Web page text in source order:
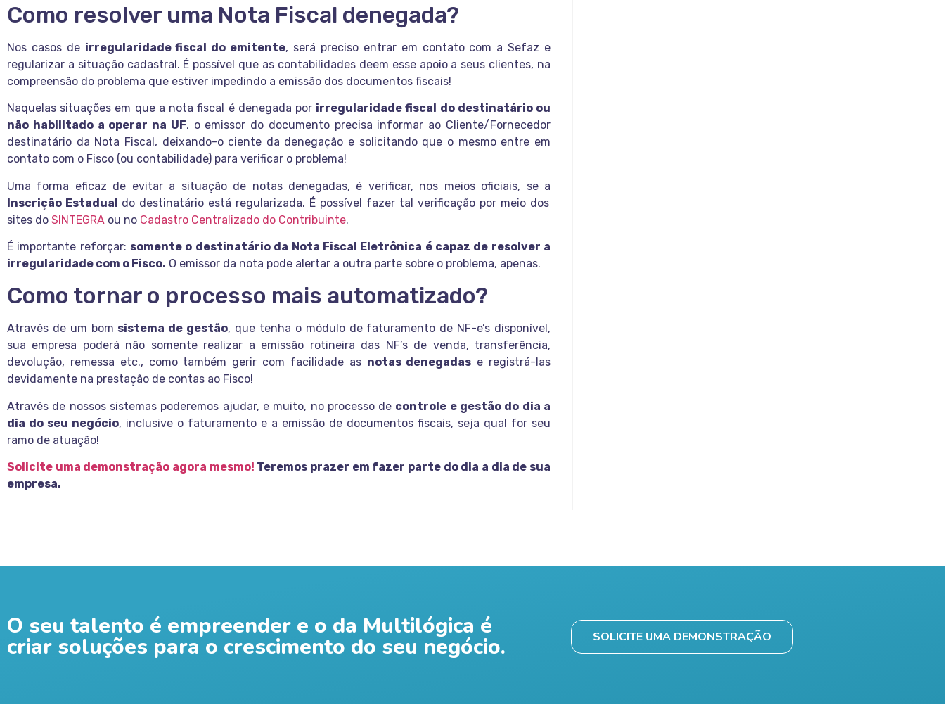
Como resolver uma Nota Fiscal denegada?
Nos casos de irregularidade fiscal do emitente, será preciso entrar em contato com a Sefaz e
regularizar a situação cadastral. É possível que as contabilidades deem esse apoio a seus clientes, na
compreensão do problema que estiver impedindo a emissão dos documentos fiscais!
Naquelas situações em que a nota fiscal é denegada por irregularidade fiscal do destinatário ou
não habilitado a operar na UF, o emissor do documento precisa informar ao Cliente/Fornecedor
destinatário da Nota Fiscal, deixando-o ciente da denegação e solicitando que o mesmo entre em
contato com o Fisco (ou contabilidade) para verificar o problema!
Uma forma eficaz de evitar a situação de notas denegadas, é verificar, nos meios oficiais, se a
Inscrição Estadual do destinatário está regularizada. É possível fazer tal verificação por meio dos
sites do SINTEGRA ou no Cadastro Centralizado do Contribuinte.
É importante reforçar: somente o destinatário da Nota Fiscal Eletrônica é capaz de resolver a
irregularidade com o Fisco. O emissor da nota pode alertar a outra parte sobre o problema, apenas.
Como tornar o processo mais automatizado?
Através de um bom sistema de gestão, que tenha o módulo de faturamento de NF-e’s disponível,
sua empresa poderá não somente realizar a emissão rotineira das NF’s de venda, transferência,
devolução, remessa etc., como também gerir com facilidade as notas denegadas e registrá-las
devidamente na prestação de contas ao Fisco!
Através de nossos sistemas poderemos ajudar, e muito, no processo de controle e gestão do dia a
dia do seu negócio, inclusive o faturamento e a emissão de documentos fiscais, seja qual for seu
ramo de atuação!
Solicite uma demonstração agora mesmo! Teremos prazer em fazer parte do dia a dia de sua
empresa.
O seu talento é empreender e o da Multilógica é
criar soluções para o crescimento do seu negócio. SOLICITE UMA DEMONSTRAÇÃO